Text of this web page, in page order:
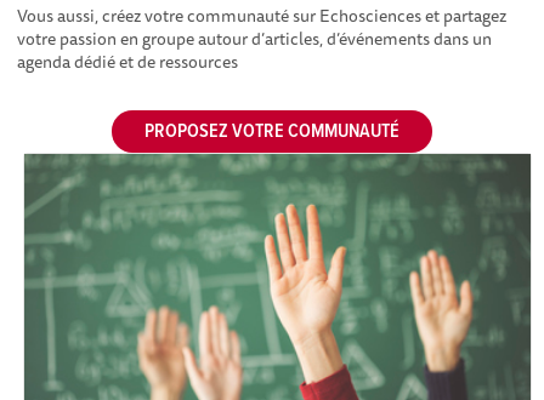
Vous aussi, créez votre communauté sur Echosciences et partagez
votre passion en groupe autour d’articles, d’événements dans un
agenda dédié et de ressources
PROPOSEZ VOTRE COMMUNAUTÉ